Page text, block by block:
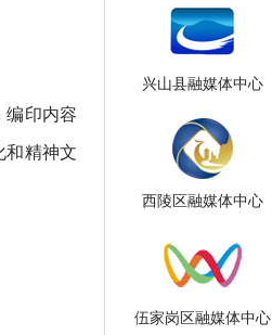
编印内容
和精神文
兴山县融媒体中心
西陵区融媒体中心
伍家岗区融媒体中心